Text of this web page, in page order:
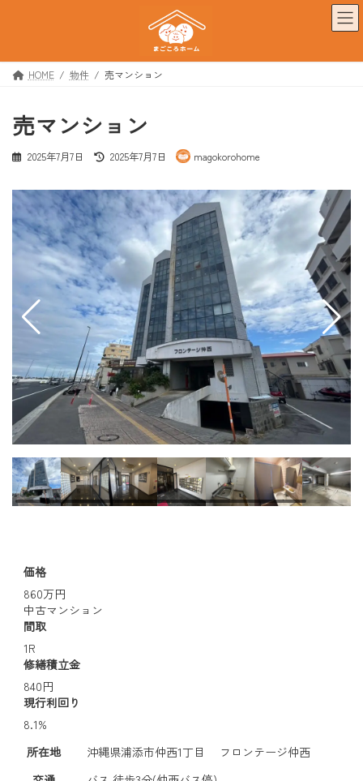
HOME 物件 売マンション
売マンション
2025年7月7日
最
新
:
2025年7月7日 magokorohome
価格
860万円
中古マンション
間取
1R
修繕積立金
840円
現行利回り
8.1%
所在地
沖縄県浦添市仲西1丁目 フロンテージ仲西